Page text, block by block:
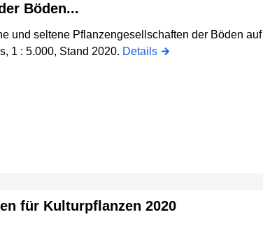
Böden...
und seltene Pflanzengesellschaften der Böden auf
1 : 5.000, Stand 2020. Details
für Kulturpflanzen 2020